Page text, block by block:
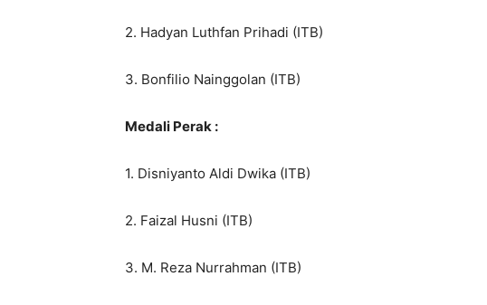
2. Hadyan Luthfan Prihadi (ITB)
3. Bonfilio Nainggolan (ITB)
Medali Perak :
1. Disniyanto Aldi Dwika (ITB)
2. Faizal Husni (ITB)
3. M. Reza Nurrahman (ITB)